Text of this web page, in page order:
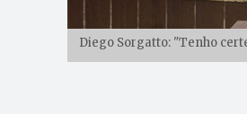
Diego Sorgatto: "Tenho